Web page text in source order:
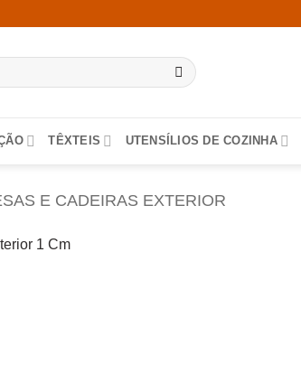
TÊXTEIS UTENSÍLIOS DE COZINHA
E CADEIRAS EXTERIOR